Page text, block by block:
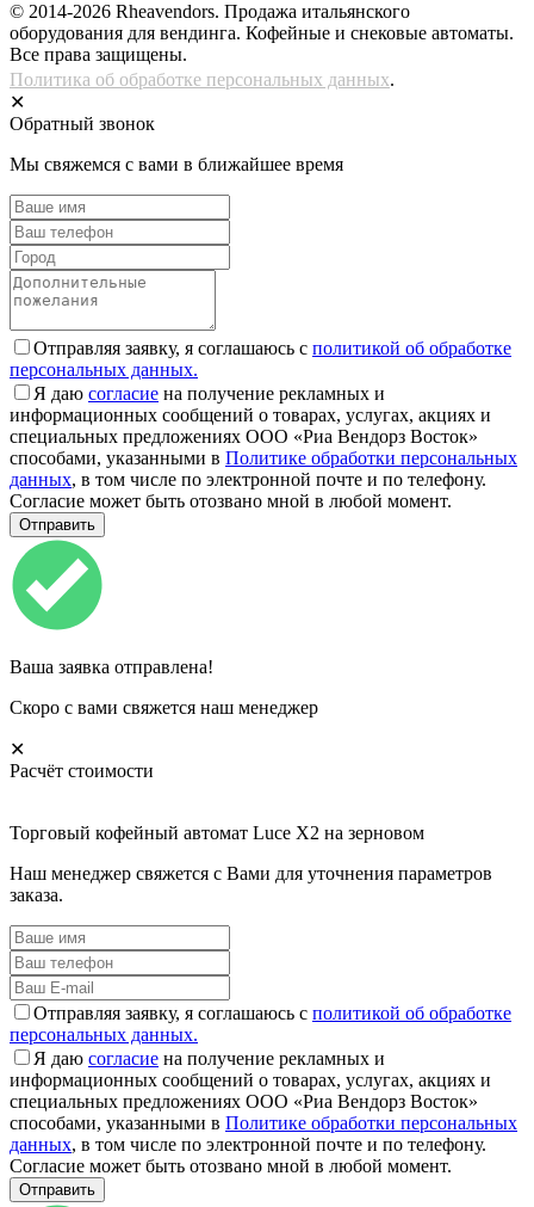
© 2014-2026 Rheavendors. Продажа итальянского
оборудования для вендинга. Кофейные и снековые автоматы.
Все права защищены.
Политика об обработке персональных данных.
✕
Обратный звонок
Мы свяжемся с вами в ближайшее время
Отправляя заявку, я соглашаюсь с политикой об обработке
персональных данных.
Я даю согласие на получение рекламных и
информационных сообщений о товарах, услугах, акциях и
специальных предложениях ООО «Риа Вендорз Восток»
способами, указанными в Политике обработки персональных
данных, в том числе по электронной почте и по телефону.
Согласие может быть отозвано мной в любой момент.
Ваша заявка отправлена!
Скоро с вами свяжется наш менеджер
✕
Расчёт стоимости
Торговый кофейный автомат Luce X2 на зерновом
Наш менеджер свяжется с Вами для уточнения параметров
заказа.
Отправляя заявку, я соглашаюсь с политикой об обработке
персональных данных.
Я даю согласие на получение рекламных и
информационных сообщений о товарах, услугах, акциях и
специальных предложениях ООО «Риа Вендорз Восток»
способами, указанными в Политике обработки персональных
данных, в том числе по электронной почте и по телефону.
Согласие может быть отозвано мной в любой момент.